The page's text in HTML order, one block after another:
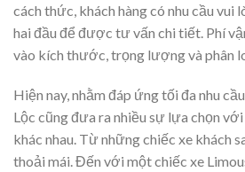
cách thức, khách hàng có nhu cầu vui
hai đầu để được tư vấn chi tiết. Phí
vào kích thước, trọng lượng và phân
Hiện nay, nhằm đáp ứng tối đa nhu
Lộc cũng đưa ra nhiều sự lựa chọn
khác nhau. Từ những chiếc xe khách
thoải mái. Đến với một chiếc xe